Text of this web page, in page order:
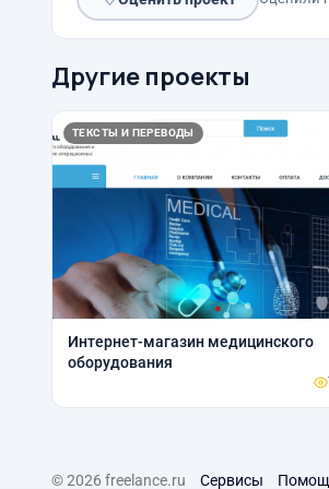
Другие проекты
ТЕКСТЫ И ПЕРЕВОДЫ
Интернет-магазин медицинского
оборудования
© 2026 freelance.ru Сервисы